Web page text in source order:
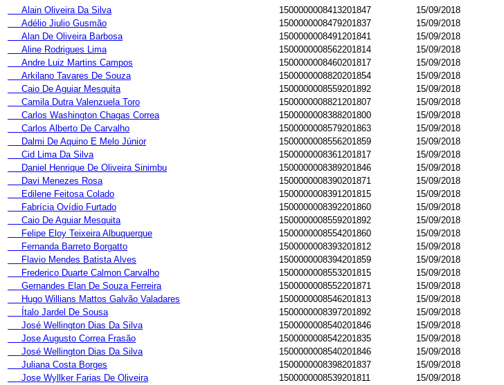
Alain Oliveira Da Silva
1500000008413201847 15/09/2018
Adélio Jiulio Gusmão
1500000008479201837 15/09/2018
Alan De Oliveira Barbosa
1500000008491201841 15/09/2018
Aline Rodrigues Lima
1500000008562201814 15/09/2018
Andre Luiz Martins Campos
1500000008460201817 15/09/2018
Arkilano Tavares De Souza
1500000008820201854 15/09/2018
Caio De Aguiar Mesquita
1500000008559201892 15/09/2018
Camila Dutra Valenzuela Toro
1500000008821201807 15/09/2018
Carlos Washington Chagas Correa
1500000008388201800 15/09/2018
Carlos Alberto De Carvalho
1500000008579201863 15/09/2018
Dalmi De Aquino E Melo Júnior
1500000008556201859 15/09/2018
Cid Lima Da Silva
1500000008361201817 15/09/2018
Daniel Henrique De Oliveira Sinimbu
1500000008389201846 15/09/2018
Davi Menezes Rosa
1500000008390201871 15/09/2018
Edilene Feitosa Colado
1500000008391201815 15/09/2018
Fabrícia Ovídio Furtado
1500000008392201860 15/09/2018
Caio De Aguiar Mesquita
1500000008559201892 15/09/2018
Felipe Eloy Teixeira Albuquerque
1500000008554201860 15/09/2018
Fernanda Barreto Borgatto
1500000008393201812 15/09/2018
Flavio Mendes Batista Alves
1500000008394201859 15/09/2018
Frederico Duarte Calmon Carvalho
1500000008553201815 15/09/2018
Gernandes Elan De Souza Ferreira
1500000008552201871 15/09/2018
Hugo Willians Mattos Galvão Valadares
1500000008546201813 15/09/2018
Ítalo Jardel De Sousa
1500000008397201892 15/09/2018
José Wellington Dias Da Silva
1500000008540201846 15/09/2018
Jose Augusto Correa Frasão
1500000008542201835 15/09/2018
José Wellington Dias Da Silva
1500000008540201846 15/09/2018
Juliana Costa Borges
1500000008398201837 15/09/2018
Jose Wyllker Farias De Oliveira
1500000008539201811 15/09/2018